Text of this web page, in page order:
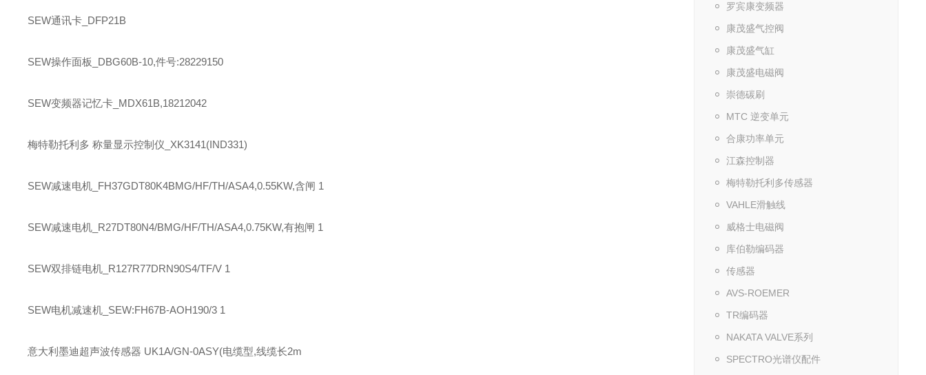
罗宾康变频器
康茂盛气控阀
康茂盛气缸
康茂盛电磁阀
崇德碳刷
MTC 逆变单元
合康功率单元
江森控制器
梅特勒托利多传感器
VAHLE滑触线
威格士电磁阀
库伯勒编码器
传感器
AVS-ROEMER
TR编码器
NAKATA VALVE系列
SPECTRO光谱仪配件
SEW通讯卡_DFP21B
SEW操作面板_DBG60B-10,件号:28229150
SEW变频器记忆卡_MDX61B,18212042
梅特勒托利多 称量显示控制仪_XK3141(IND331)
SEW减速电机_FH37GDT80K4BMG/HF/TH/ASA4,0.55KW,含闸 1
SEW减速电机_R27DT80N4/BMG/HF/TH/ASA4,0.75KW,有抱闸 1
SEW双排链电机_R127R77DRN90S4/TF/V 1
SEW电机减速机_SEW:FH67B-AOH190/3 1
意大利墨迪超声波传感器 UK1A/GN-0ASY(电缆型,线缆长2m